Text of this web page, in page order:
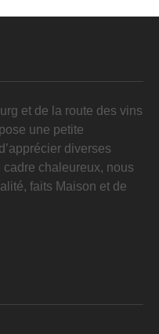
et de la route des vins
une petite
diverses
chaleureux, nous
faits Maison et de